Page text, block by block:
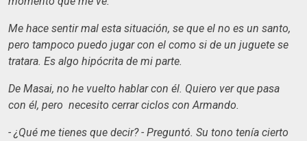
Me hace sentir mal esta situación, se que el no es un santo,
pero tampoco puedo jugar con el como si de un juguete se
tratara. Es algo hipócrita de mi parte.
De Masai, no he vuelto hablar con él. Quiero ver que pasa
con él, pero necesito cerrar ciclos con Armando.
- ¿Qué me tienes que decir? - Preguntó. Su tono tenía cierto